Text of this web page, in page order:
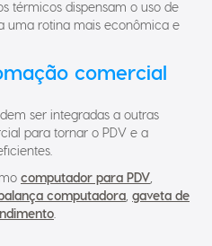
uma rotina mais econômica e
comercial
para tornar o PDV e a
computadora,gaveta de
.